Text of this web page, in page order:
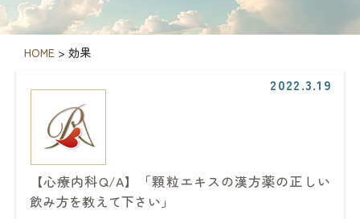
HOME > 効果
2022.3.19
【心療内科Q/A】「顆粒エキスの漢方薬の正しい
飲み方を教えて下さい」